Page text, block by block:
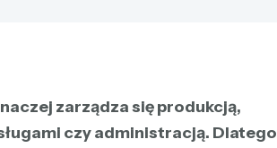
zarządza się produkcją,
czy administracją. Dlatego